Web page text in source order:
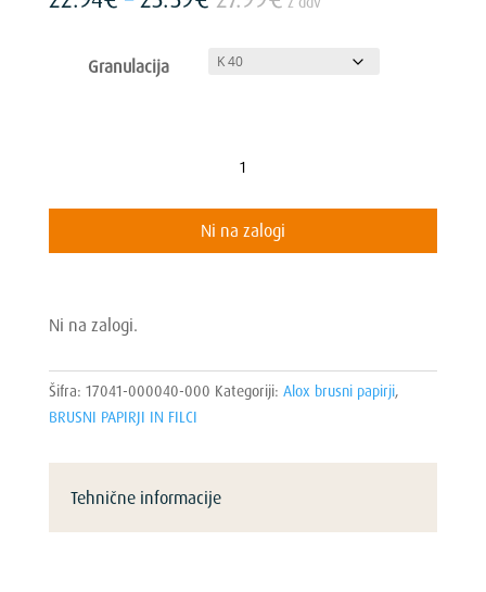
od
22.94€
Granulacija
Ø80mm
Ni na zalogi
Ni na zalogi.
Šifra: 17041-000040-000 Kategoriji: Alox brusni papirji,
BRUSNI PAPIRJI IN FILCI
Tehnične informacije